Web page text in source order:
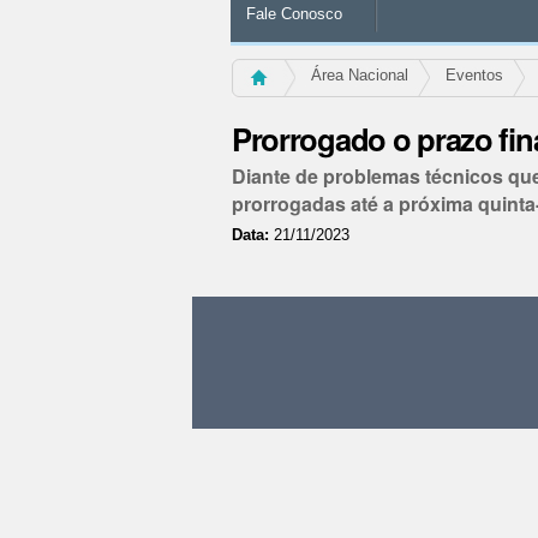
Fale Conosco
Área Nacional Eventos
Prorrogado o prazo
Diante de problemas técnicos
prorrogadas até a próxima
Data: 21/11/2023
documento